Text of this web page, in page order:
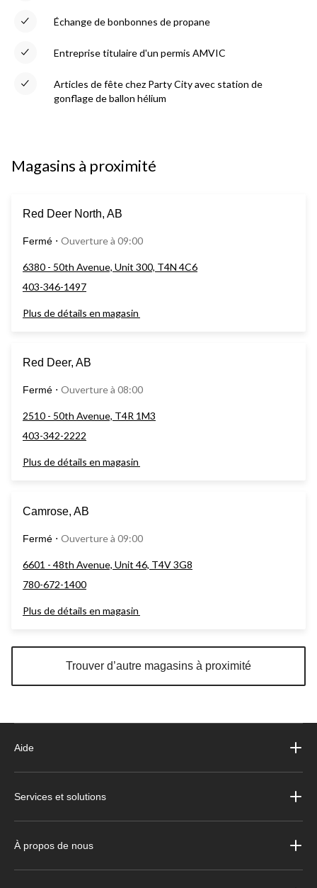
Échange de bonbonnes de propane
Entreprise titulaire d'un permis AMVIC
Articles de fête chez Party City avec station de
gonflage de ballon hélium
Magasins à proximité
Red Deer North, AB
Fermé ⋅ Ouverture à 09:00
6380 - 50th Avenue, Unit 300, T4N 4C6
403-346-1497
Plus de détails en magasin
Red Deer, AB
Fermé ⋅ Ouverture à 08:00
2510 - 50th Avenue, T4R 1M3
403-342-2222
Plus de détails en magasin
Camrose, AB
Fermé ⋅ Ouverture à 09:00
6601 - 48th Avenue, Unit 46, T4V 3G8
780-672-1400
Plus de détails en magasin
Trouver d’autre magasins à proximité
Aide
Services et solutions
À propos de nous